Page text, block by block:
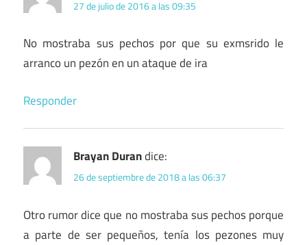
27 de julio de 2016 a las 09:35
No mostraba sus pechos por que su exmsrido le
arranco un pezón en un ataque de ira
Responder
Brayan Durandice:
26 de septiembre de 2018 a las 06:37
Otro rumor dice que no mostraba sus pechos porque
a parte de ser pequeños, tenía los pezones muy